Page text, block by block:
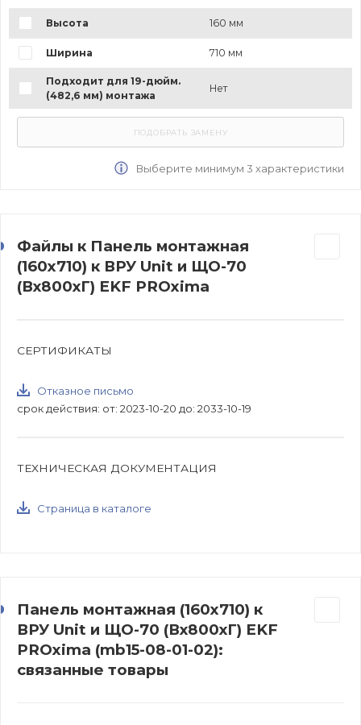
Высота 160 мм
Ширина 710 мм
Подходит для 19-дюйм.
(482,6 мм) монтажа
Нет
Выберите минимум 3 характеристики
Файлы к Панель монтажная
(160x710) к ВРУ Unit и ЩО-70
(Вх800хГ) EKF PROxima
СЕРТИФИКАТЫ
Отказное письмо
срок действия: от: 2023-10-20 до: 2033-10-19
ТЕХНИЧЕСКАЯ ДОКУМЕНТАЦИЯ
Страница в каталоге
Панель монтажная (160x710) к
ВРУ Unit и ЩО-70 (Вх800хГ) EKF
PROxima (mb15-08-01-02):
связанные товары